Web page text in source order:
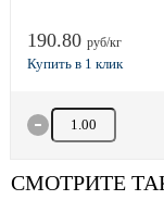
190.80 руб/кг
Количество товара
СМОТРИТЕ